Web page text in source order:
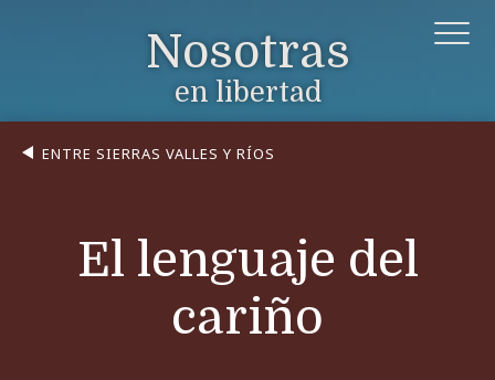
Nosotras
en libertad
ENTRE SIERRAS VALLES Y RÍOS
El lenguaje del
cariño